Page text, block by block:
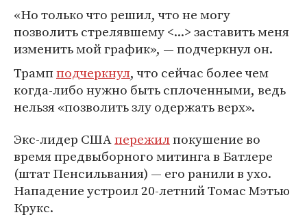
«Но только что решил, что не могу
позволить стрелявшему <...> заставить меня
изменить мой график», — подчеркнул он.
Трампподчеркнул, что сейчас более чем
когда-либо нужно быть сплоченными, ведь
нельзя «позволить злу одержать верх».
Экс-лидер СШАпережилпокушение во
время предвыборного митинга в Батлере
(штат Пенсильвания) — его ранили в ухо.
Нападение устроил 20-летний Томас Мэтью
Крукс.